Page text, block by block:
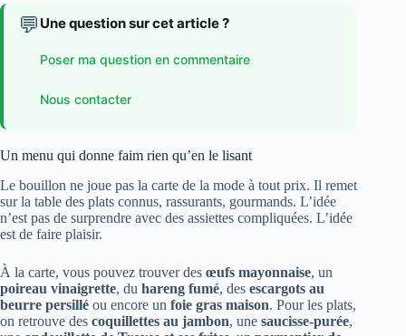
💬 Une question sur cet article ?
Poser ma question en commentaire
Nous contacter
Un menu qui donne faim rien qu’en le lisant
Le bouillon ne joue pas la carte de la mode à tout prix. Il remet
sur la table des plats connus, rassurants, gourmands. L’idée
n’est pas de surprendre avec des assiettes compliquées. L’idée
est de faire plaisir.
À la carte, vous pouvez trouver des œufs mayonnaise, un
poireau vinaigrette, du hareng fumé, des escargots au
beurre persillé ou encore un foie gras maison. Pour les plats,
on retrouve des coquillettes au jambon, une saucisse-purée,